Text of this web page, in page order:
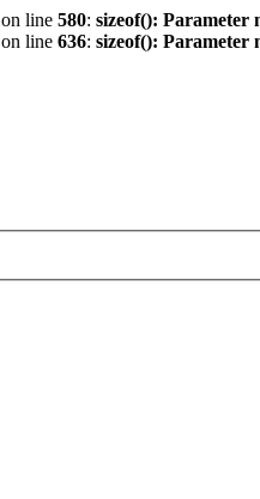
on line 580: sizeof(): Parameter
on line 636: sizeof(): Parameter